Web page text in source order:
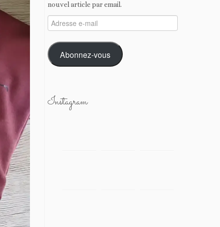
nouvel article par email.
Adresse
e-
mail
Abonnez-vous
Instagram